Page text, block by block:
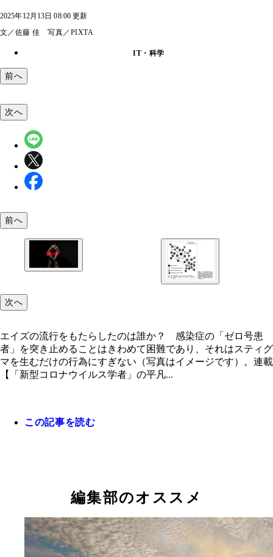
2025年12月13日 08:00 更新
文／佐藤 佳 写真／PIXTA
IT・科学
前へ
エイズの流行をもたらしたのは誰か？ 感染症の
号患者」を突き止めることはきわめて困難であり
はスティグマを生むだけの行為にすぎない（写真
れた論文に掲載された図（引用・改変）。丸ひと
つがエイズ患者で、図中「LA」はロサンゼルスの
「NY」はニューヨークの患者。この感染者どうし
がりのハブに位置する、「0（ゼロ）」とラベルさ
次へ
前へ
次へ
エイズの流行をもたらしたのは誰か？ 感染症の「ゼロ号患
者」を突き止めることはきわめて困難であり、それはスティグ
マを生むだけの行為にすぎない（写真はイメージです）。連載
【「新型コロナウイルス学者」の平凡...
この記事を読む
編集部のオススメ